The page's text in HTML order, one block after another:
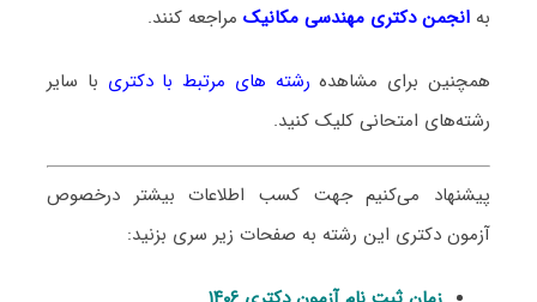
به انجمن دکتری مهندسی مکانیک مراجعه کنند.
همچنین برای مشاهده رشته های مرتبط با دکتری با سایر
رشته‌های امتحانی کلیک کنید.
پیشنهاد می‌کنیم جهت کسب اطلاعات بیشتر درخصوص
آزمون دکتری این رشته به صفحات زیر سری بزنید: